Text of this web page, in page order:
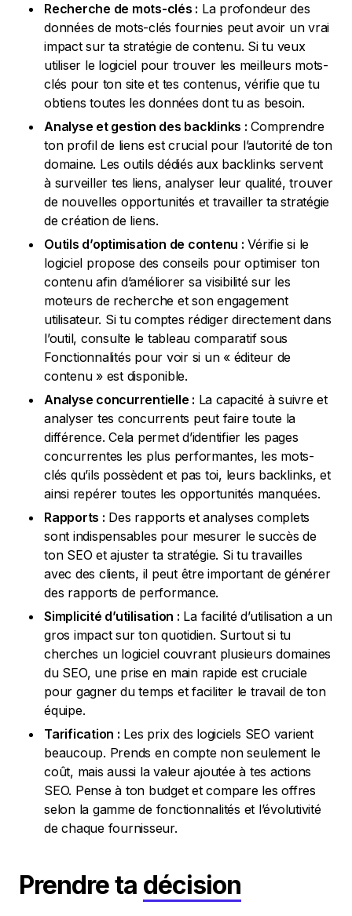
Recherche de mots-clés : La profondeur des
données de mots-clés fournies peut avoir un vrai
impact sur ta stratégie de contenu. Si tu veux
utiliser le logiciel pour trouver les meilleurs mots-
clés pour ton site et tes contenus, vérifie que tu
obtiens toutes les données dont tu as besoin.
Analyse et gestion des backlinks : Comprendre
ton profil de liens est crucial pour l’autorité de ton
domaine. Les outils dédiés aux backlinks servent
à surveiller tes liens, analyser leur qualité, trouver
de nouvelles opportunités et travailler ta stratégie
de création de liens.
Outils d’optimisation de contenu : Vérifie si le
logiciel propose des conseils pour optimiser ton
contenu afin d’améliorer sa visibilité sur les
moteurs de recherche et son engagement
utilisateur. Si tu comptes rédiger directement dans
l’outil, consulte le tableau comparatif sous
Fonctionnalités pour voir si un « éditeur de
contenu » est disponible.
Analyse concurrentielle : La capacité à suivre et
analyser tes concurrents peut faire toute la
différence. Cela permet d’identifier les pages
concurrentes les plus performantes, les mots-
clés qu’ils possèdent et pas toi, leurs backlinks, et
ainsi repérer toutes les opportunités manquées.
Rapports : Des rapports et analyses complets
sont indispensables pour mesurer le succès de
ton SEO et ajuster ta stratégie. Si tu travailles
avec des clients, il peut être important de générer
des rapports de performance.
Simplicité d’utilisation : La facilité d’utilisation a un
gros impact sur ton quotidien. Surtout si tu
cherches un logiciel couvrant plusieurs domaines
du SEO, une prise en main rapide est cruciale
pour gagner du temps et faciliter le travail de ton
équipe.
Tarification : Les prix des logiciels SEO varient
beaucoup. Prends en compte non seulement le
coût, mais aussi la valeur ajoutée à tes actions
SEO. Pense à ton budget et compare les offres
selon la gamme de fonctionnalités et l’évolutivité
de chaque fournisseur.
Prendre ta décision